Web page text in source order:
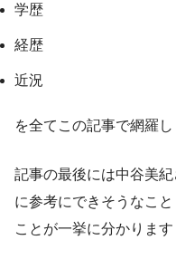
学歴
経歴
近況
を全てこの記事で網羅し
記事の最後には中谷美
に参考にできそうなこ
ことが一挙に分かります